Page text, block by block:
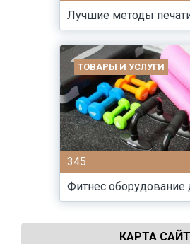
Лучшие методы
ТОВАРЫ И УСЛУГИ
345
Фитнес оборудование
КАРТА